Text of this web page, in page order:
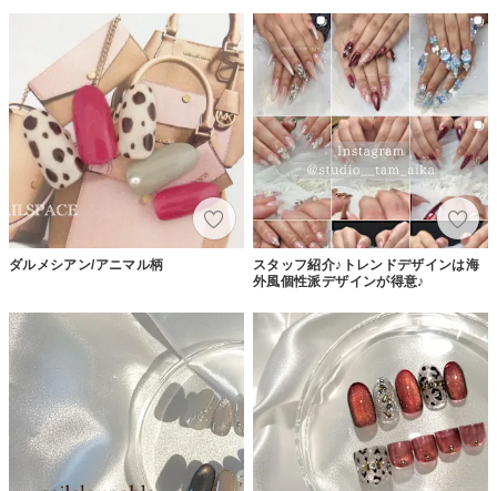
ダルメシアン/アニマル柄
スタッフ紹介♪トレンドデザインは海
外風個性派デザインが得意♪